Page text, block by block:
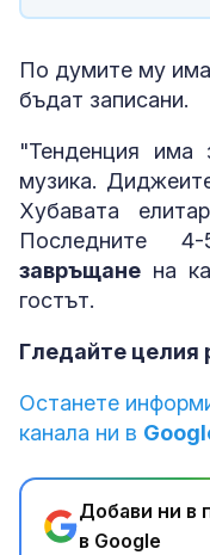
По думите му
бъдат записани.
"Тенденция има
музика.
Хубавата
Последните
завръщане на
гостът.
Гледайте целия
Останете
канала ни в
Добави ни в
в Google